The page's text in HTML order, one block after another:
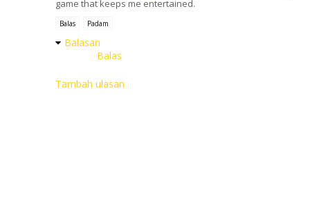
game that keeps me entertained.
Balas Padam
Balasan
Balas
Tambah ulasan